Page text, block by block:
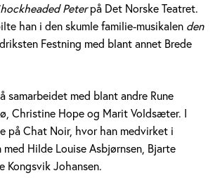
Peterpå Det Norske Teatret.
han i den skumle familie-musikalen den
Festning med blant annet Brede
samarbeidet med blant andre Rune
Christine Hope og Marit Voldsæter. I
på Chat Noir, hvor han medvirket i
med Hilde Louise Asbjørnsen, Bjarte
Kongsvik Johansen.